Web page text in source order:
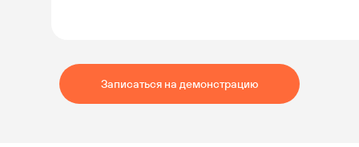
Записаться на демонстрацию